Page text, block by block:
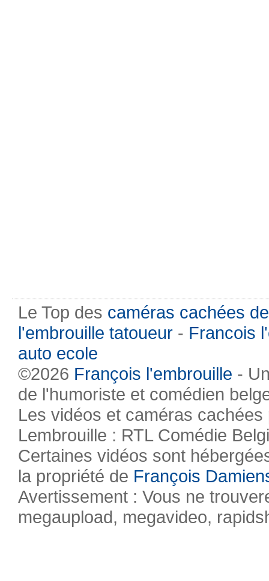
Le Top des caméras cachées
l'embrouille tatoueur - Francois
auto ecole
©2026 François l'embrouille -
de l'humoriste et comédien
Les vidéos et caméras
Lembrouille : RTL Comédie
Certaines vidéos sont
la propriété de François
Avertissement : Vous ne
megaupload, megavideo,